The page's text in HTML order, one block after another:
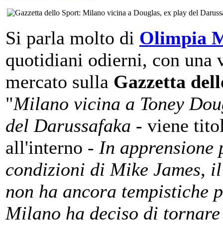
Si parla molto di Olimpia
quotidiani odierni, con una
mercato sulla Gazzetta
"Milano vicina a Toney
del Darussafaka - viene
all'interno - In apprensione
condizioni di Mike James,
non ha ancora tempistiche
Milano ha deciso di